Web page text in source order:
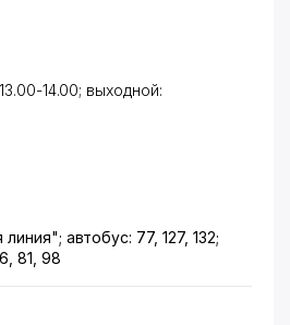
14.00; выходной:
автобус: 77, 127, 132;
81, 98